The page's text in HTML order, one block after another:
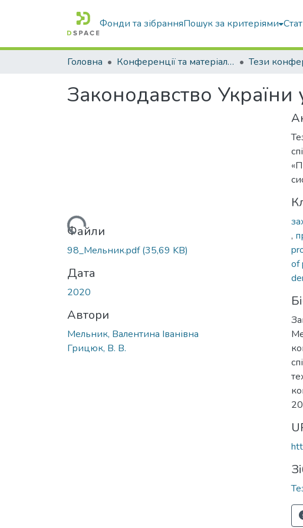
Фонди та зібранняПошук за критеріями
Головна Конференції та матеріали конференцій Тези
Законодавство України
Вантажиться...Файли
98_Мельник.pdf(35,69 KB)
Дата
2020
Автори
Мельник, Валентина Іванівна
Грицюк, В. В.
,
of